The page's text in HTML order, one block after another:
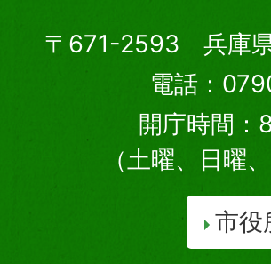
〒671-2593 兵庫
電話：
開庁時間：
（土曜、日曜
市役